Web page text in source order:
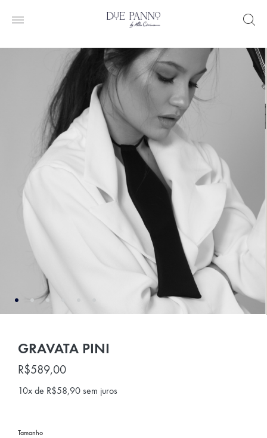
GRAVATA PINI
R$589,00
10x de R$58,90 sem juros
Tamanho